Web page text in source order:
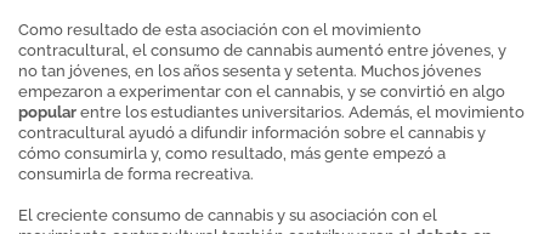
Como resultado de esta asociación con el movimiento
contracultural, el consumo de cannabis aumentó entre jóvenes, y
no tan jóvenes, en los años sesenta y setenta. Muchos jóvenes
empezaron a experimentar con el cannabis, y se convirtió en algo
popular entre los estudiantes universitarios. Además, el movimiento
contracultural ayudó a difundir información sobre el cannabis y
cómo consumirla y, como resultado, más gente empezó a
consumirla de forma recreativa.
El creciente consumo de cannabis y su asociación con el